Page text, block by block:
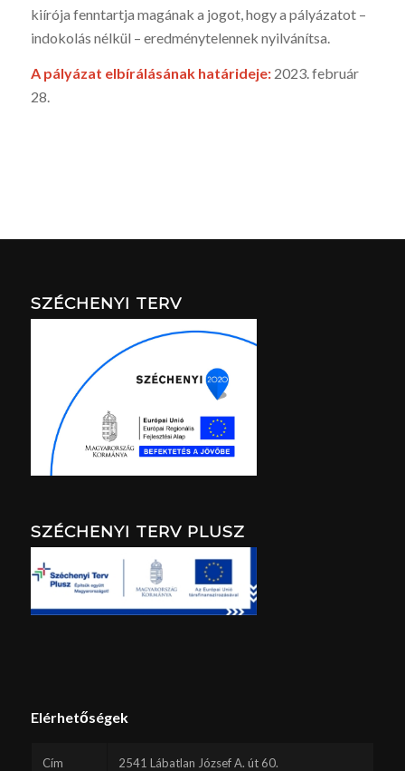
kiírója fenntartja magának a jogot, hogy a pályázatot –
indokolás nélkül – eredménytelennek nyilvánítsa.
A pályázat elbírálásának határideje: 2023. február
28.
SZÉCHENYI TERV
SZÉCHENYI TERV PLUSZ
Elérhetőségek
Cím 2541 Lábatlan József A. út 60.